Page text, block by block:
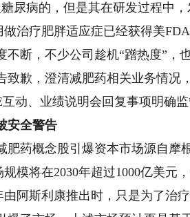
尿病的，但是其在研发过程中
治疗肥胖适应症已经获得美FDA
断，不少公司趁机“蹭热度”，
致歉，澄清减肥药相关业务情况
动、业绩说明会回复事项明确监
全警告
药概念股引爆资本市场源自摩
模将在2030年超过1000亿美元
由阿斯利康推出时，只是为了治